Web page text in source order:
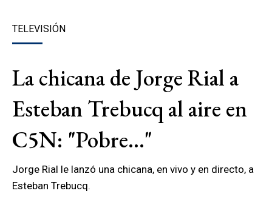
TELEVISIÓN
La chicana de Jorge Rial a
Esteban Trebucq al aire en
C5N: "Pobre..."
Jorge Rial le lanzó una chicana, en vivo y en directo, a
Esteban Trebucq.